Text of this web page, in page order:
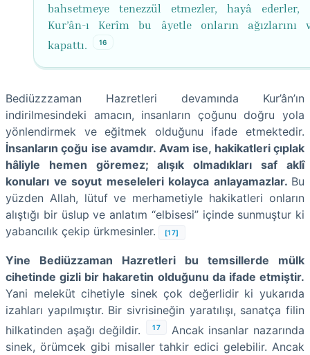
bahsetmeye tenezzül etmezler, hayâ ederler,
Kur’ân-ı Kerîm bu âyetle onların ağızlarını
kapattı.
16
Bediüzzzaman Hazretleri devamında Kur’ân’ın
indirilmesindeki amacın, insanların çoğunu doğru yola
yönlendirmek ve eğitmek olduğunu ifade etmektedir.
İnsanların çoğu ise avamdır. Avam ise, hakikatleri çıplak
hâliyle hemen göremez; alışık olmadıkları saf aklî
konuları ve soyut meseleleri kolayca anlayamazlar. Bu
yüzden Allah, lütuf ve merhametiyle hakikatleri onların
alıştığı bir üslup ve anlatım “elbisesi” içinde sunmuştur ki
yabancılık çekip ürkmesinler.
[17]
Yine Bediüzzaman Hazretleri bu temsillerde mülk
cihetinde gizli bir hakaretin olduğunu da ifade etmiştir.
Yani meleküt cihetiyle sinek çok değerlidir ki yukarıda
izahları yapılmıştır. Bir sivrisineğin yaratılışı, sanatça filin
hilkatinden aşağı değildir.
17
Ancak insanlar nazarında
sinek, örümcek gibi misaller tahkir edici gelebilir. Ancak